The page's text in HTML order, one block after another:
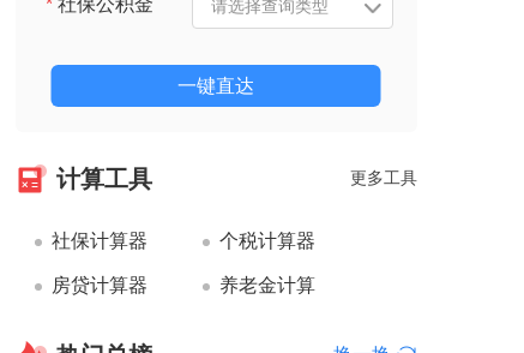
*社保公积金
一键直达
计算工具 更多工具
社保计算器 个税计算器
房贷计算器 养老金计算